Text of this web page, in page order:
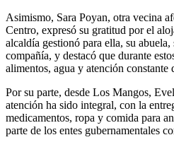
Asimismo, Sara Poyan, otra vecina
Centro, expresó su gratitud por el
alcaldía gestionó para ella, su
compañía, y destacó que durante
alimentos, agua y atención constante
Por su parte, desde Los Mangos,
atención ha sido integral, con la
medicamentos, ropa y comida para
parte de los entes gubernamentales